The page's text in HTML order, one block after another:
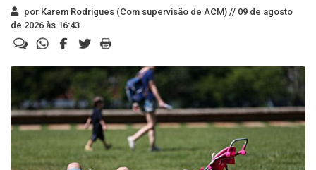
por Karem Rodrigues (Com supervisão de ACM) // 09 de agosto
de 2026 às 16:43